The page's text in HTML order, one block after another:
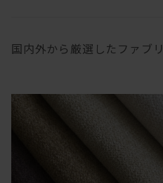
国内外から厳選したファブ